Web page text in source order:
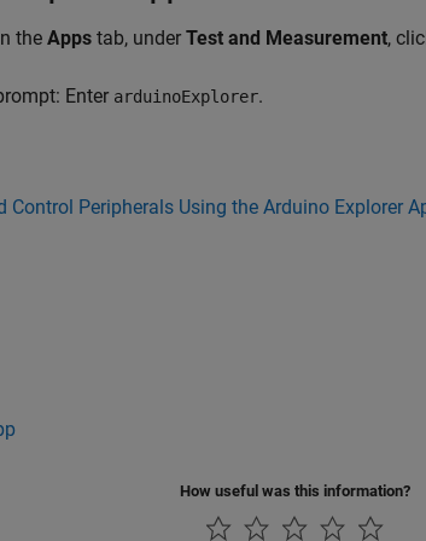
the Apps tab, under Test and Measurement,
Enter arduinoExplorer.
Control Peripherals Using the Arduino Explorer
How useful was this information?